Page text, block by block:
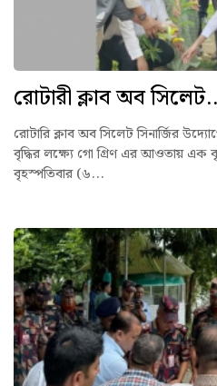
রোটারী ক্লাব অব
রোটারি ক্লাব অব সিলেট সিনার্জির
বৃদ্ধির লক্ষ্যে গো গ্রিণ এর আওতায় এক
বৃহস্পতিবার (৬...